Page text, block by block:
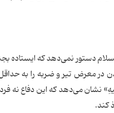
دستور نمی‌دهد که ایستاده
در معرض تیر و ضربه را به
نشان می‌دهد که این دفاع
کند.